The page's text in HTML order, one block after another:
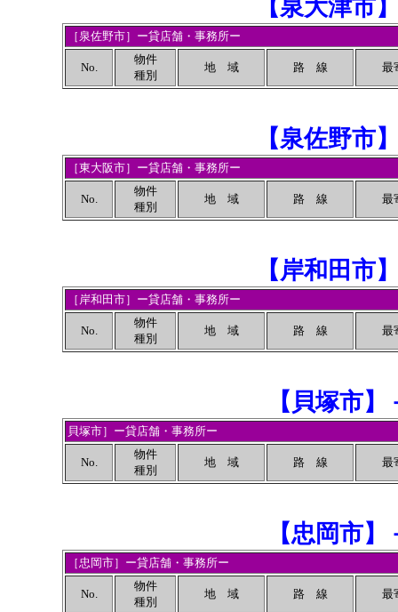
【泉大津市
［泉佐野市］ー貸店舗・事務所ー
No.
物件
種別
地 域 路 線 最
【泉佐野市
［東大阪市］ー貸店舗・事務所ー
No.
物件
種別
地 域 路 線 最
【岸和田市
［岸和田市］ー貸店舗・事務所ー
No.
物件
種別
地 域 路 線 最
【貝塚市】
貝塚市］ー貸店舗・事務所ー
No.
物件
種別
地 域 路 線 最
【忠岡市】
［忠岡市］ー貸店舗・事務所ー
No.
物件
種別
地 域 路 線 最